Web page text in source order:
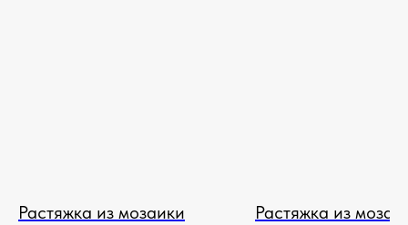
Растяжка из мозаики
Растяжка из